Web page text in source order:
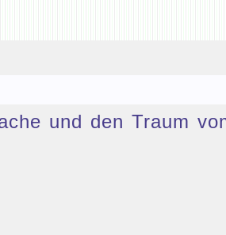
und den Traum